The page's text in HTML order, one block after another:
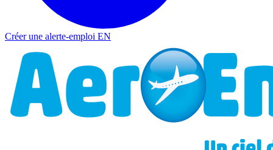
Créer une alerte-emploi EN